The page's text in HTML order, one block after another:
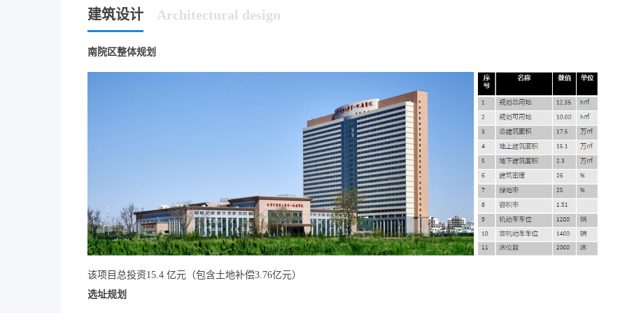
建筑设计 Architectural design
南院区整体规划
该项目总投资15.4 亿元（包含土地补偿3.76亿元）
选址规划